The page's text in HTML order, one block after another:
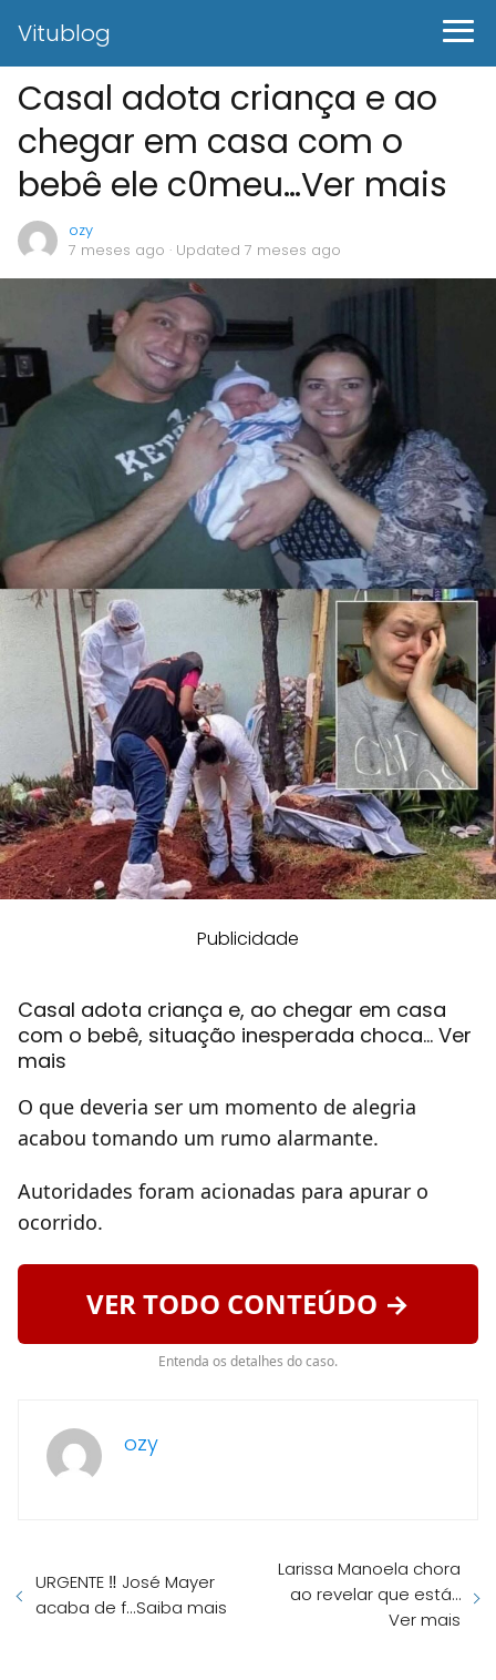
Vitublog
Casal adota criança e ao
chegar em casa com o
bebê ele c0meu…Ver mais
ozy
7 meses ago · Updated 7 meses ago
Publicidade
Casal adota criança e, ao chegar em casa
com o bebê, situação inesperada choca… Ver
mais
O que deveria ser um momento de alegria
acabou tomando um rumo alarmante.
Autoridades foram acionadas para apurar o
ocorrido.
VER TODO CONTEÚDO →
Entenda os detalhes do caso.
ozy
URGENTE ‼️ José Mayer
acaba de f...Saiba mais
Larissa Manoela chora
ao revelar que está…
Ver mais